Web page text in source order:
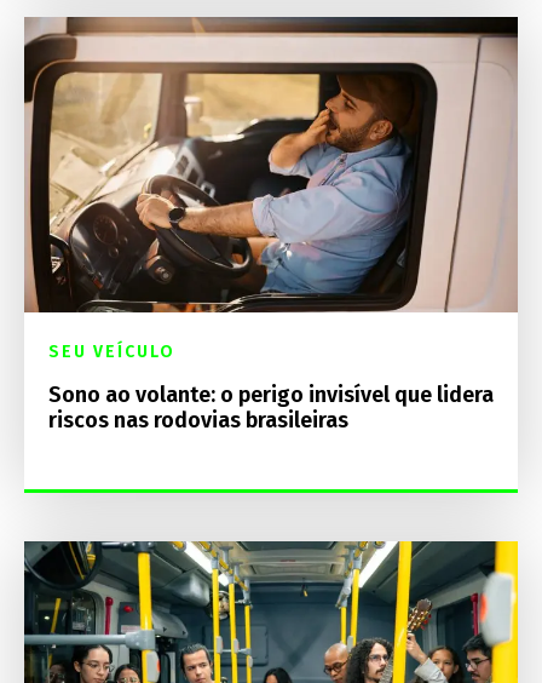
SEU VEÍCULO
Sono ao volante: o perigo invisível que lidera
riscos nas rodovias brasileiras